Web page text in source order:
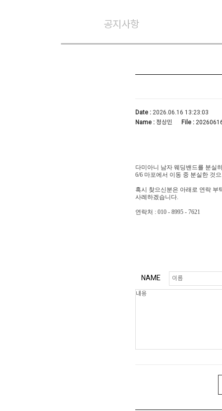
공지사항
Date :2026.06.16 13:23:03
Name :정상민 File :
다미아니 남자 웨딩밴드를 분실
6/6 마포에서 이동 중 분실한 것
혹시 찾으신분은 아래로 연락 부
사례하겠습니다.
연락처 : 010 - 8995 - 7621
NAME